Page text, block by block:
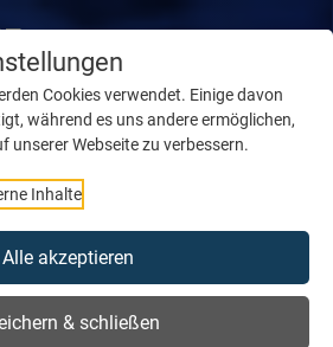
Cookies verwendet. Einige davon
während es uns andere ermöglichen,
unserer Webseite zu verbessern.
Inhalte
Alle akzeptieren
& schließen